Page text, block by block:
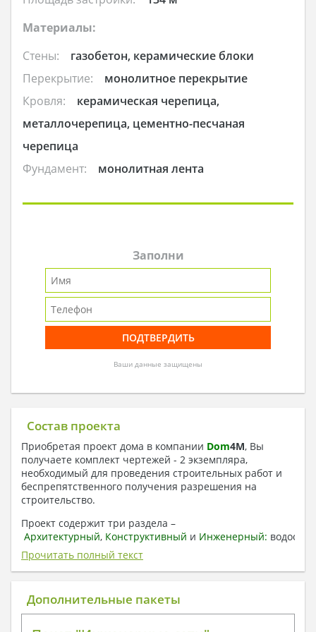
Материалы:
Стены:
газобетон, керамические блоки
Перекрытие:
монолитное перекрытие
Кровля:
керамическая черепица,
металлочерепица, цементно-песчаная
черепица
Фундамент:
монолитная лента
Заполни
Ваши данные защищены
Состав проекта
Приобретая проект дома в компании Dom4M, Вы
получаете комплект чертежей - 2 экземпляра,
необходимый для проведения строительных работ и
беспрепятственного получения разрешения на
строительство.
Проект содержит три раздела –
Архитектурный, Конструктивный и Инженерный:
отопление, вентиляция, канализация,
электроснабжение (приобретается за дополнительную
плату) + Пояснительная записка.
1. Архитектурный раздел:
Прочитать полный текст
Дополнительные пакеты